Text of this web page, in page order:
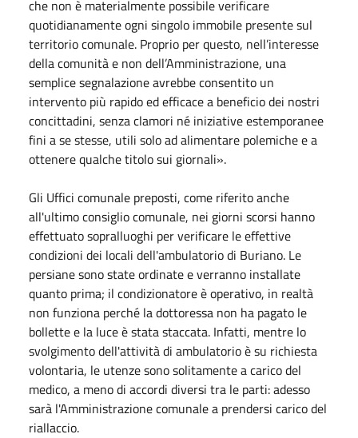
che non è materialmente possibile verificare
quotidianamente ogni singolo immobile presente sul
territorio comunale. Proprio per questo, nell’interesse
della comunità e non dell’Amministrazione, una
semplice segnalazione avrebbe consentito un
intervento più rapido ed efficace a beneficio dei nostri
concittadini, senza clamori né iniziative estemporanee
fini a se stesse, utili solo ad alimentare polemiche e a
ottenere qualche titolo sui giornali».
Gli Uffici comunale preposti, come riferito anche
all'ultimo consiglio comunale, nei giorni scorsi hanno
effettuato sopralluoghi per verificare le effettive
condizioni dei locali dell'ambulatorio di Buriano. Le
persiane sono state ordinate e verranno installate
quanto prima; il condizionatore è operativo, in realtà
non funziona perché la dottoressa non ha pagato le
bollette e la luce è stata staccata. Infatti, mentre lo
svolgimento dell'attività di ambulatorio è su richiesta
volontaria, le utenze sono solitamente a carico del
medico, a meno di accordi diversi tra le parti: adesso
sarà l'Amministrazione comunale a prendersi carico del
riallaccio.